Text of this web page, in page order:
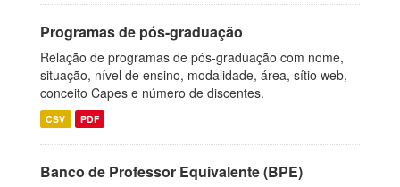
Programas de pós-graduação
Relação de programas de pós-graduação com nome,
situação, nível de ensino, modalidade, área, sítio web,
conceito Capes e número de discentes.
CSV PDF
Banco de Professor Equivalente (BPE)